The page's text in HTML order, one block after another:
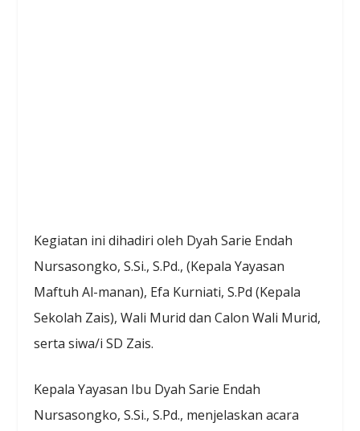
Kegiatan ini dihadiri oleh Dyah Sarie Endah
Nursasongko, S.Si., S.Pd., (Kepala Yayasan
Maftuh Al-manan), Efa Kurniati, S.Pd (Kepala
Sekolah Zais), Wali Murid dan Calon Wali Murid,
serta siwa/i SD Zais.
Kepala Yayasan Ibu Dyah Sarie Endah
Nursasongko, S.Si., S.Pd., menjelaskan acara